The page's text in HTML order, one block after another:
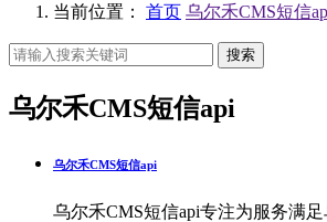
当前位置： 首页 乌尔禾CMS短信
搜索
乌尔禾CMS短信api
乌尔禾CMS短信api
乌尔禾CMS短信api专注为服务满